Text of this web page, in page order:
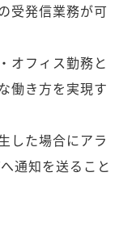
受発信業務が可
オフィス勤務と
働き方を実現す
した場合にアラ
通知を送ること